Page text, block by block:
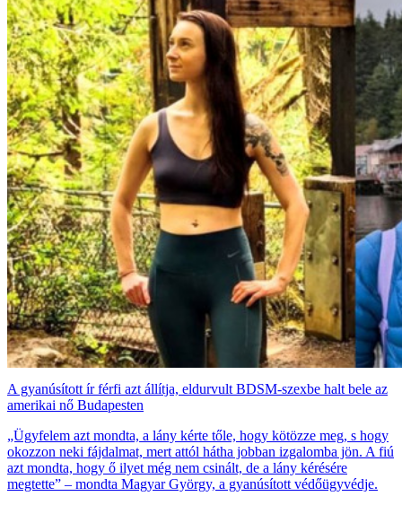
A gyanúsított ír férfi azt állítja, eldurvult BDSM-szexbe halt bele az
amerikai nő Budapesten
„Ügyfelem azt mondta, a lány kérte tőle, hogy kötözze meg, s hogy
okozzon neki fájdalmat, mert attól hátha jobban izgalomba jön. A fiú
azt mondta, hogy ő ilyet még nem csinált, de a lány kérésére
megtette” – mondta Magyar György, a gyanúsított védőügyvédje.